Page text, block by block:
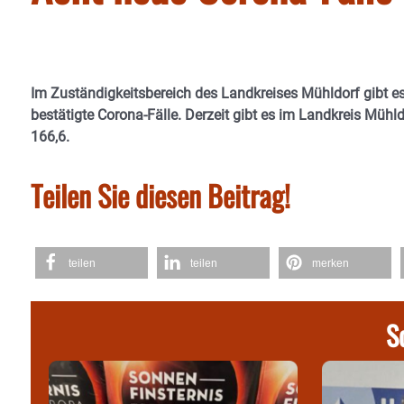
Im Zuständigkeitsbereich des Landkreises Mühldorf gibt
bestätigte Corona-Fälle. Derzeit gibt es im Landkreis
166,6.
Teilen Sie diesen Beitrag!
teilen teilen merken